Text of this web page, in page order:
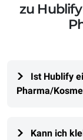
zu
Ist Hublify
Pharma/
Kann ich